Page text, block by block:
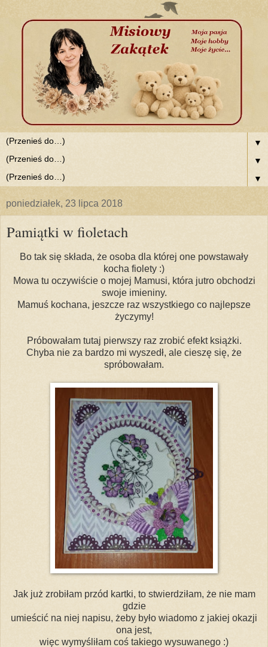
▼
▼
▼
poniedziałek, 23 lipca 2018
Pamiątki w fioletach
Bo tak się składa, że osoba dla której one powstawały
kocha fiolety :)
Mowa tu oczywiście o mojej Mamusi, która jutro obchodzi
swoje imieniny.
Mamuś kochana, jeszcze raz wszystkiego co najlepsze
życzymy!
Próbowałam tutaj pierwszy raz zrobić efekt książki.
Chyba nie za bardzo mi wyszedł, ale cieszę się, że
spróbowałam.
Jak już zrobiłam przód kartki, to stwierdziłam, że nie mam
gdzie
umieścić na niej napisu, żeby było wiadomo z jakiej okazji
ona jest,
więc wymyśliłam coś takiego wysuwanego :)